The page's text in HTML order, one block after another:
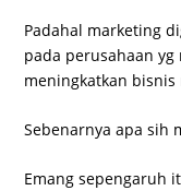
Padahal marketing
pada perusahaan
meningkatkan bisnis
Sebenarnya apa sih
Emang sepengaruh